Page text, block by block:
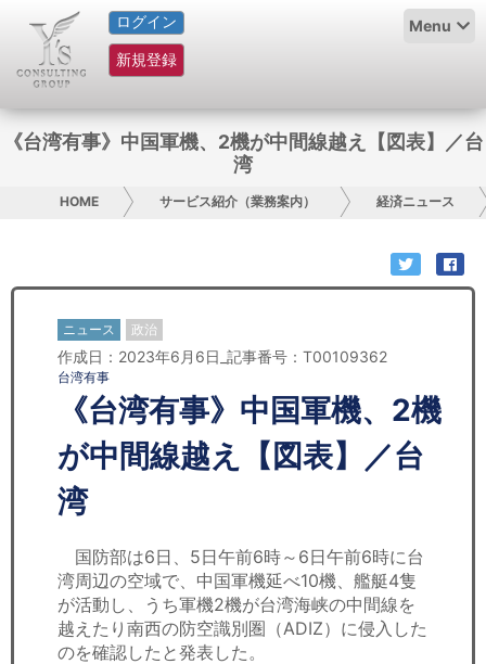
ログイン
新規登録
Menu
HOME
サービス紹介
コラム
お問い合わせ
日本人にPR
コンサルティング
リサーチ
セミナー
労務顧問
ＩＴ
《台湾有事》中国軍機、2機が中間線越え【図表】／台
湾
HOME サービス紹介（業務案内） 経済ニュース
ニュース 政治
作成日：2023年6月6日_記事番号：T00109362
台湾有事
《台湾有事》中国軍機、2機
が中間線越え【図表】／台
湾
国防部は6日、5日午前6時～6日午前6時に台
湾周辺の空域で、中国軍機延べ10機、艦艇4隻
が活動し、うち軍機2機が台湾海峡の中間線を
越えたり南西の防空識別圏（ADIZ）に侵入した
のを確認したと発表した。